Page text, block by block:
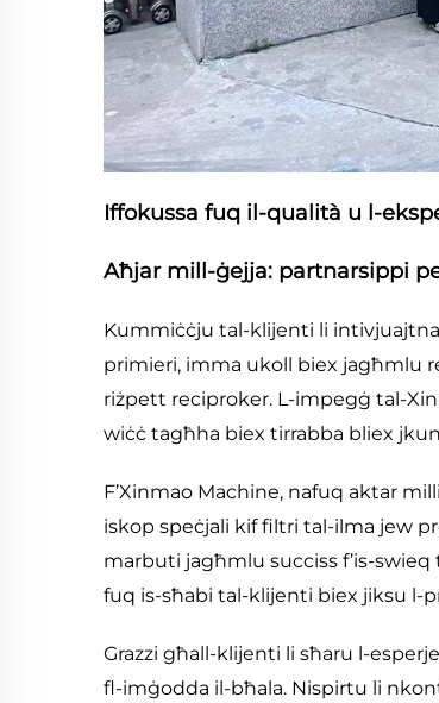
Iffokussa fuq il-qualità u l-
Aħjar mill-ġejja: partnarsippi
Kummiċċju tal-klijenti li
primieri, imma ukoll biex jagħmlu
riżpett reciproker. L-impegġ tal-
wiċċ tagħha biex tirrabba bliex
F’Xinmao Machine, nafuq aktar
iskop speċjali kif filtri tal-ilma jew
marbuti jagħmlu succiss f’is-
fuq is-sħabi tal-klijenti biex jiksu l-
Grazzi għall-klijenti li sħaru l-
fl-imġodda il-bħala. Nispirtu li